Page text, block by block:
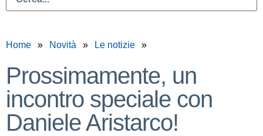
Home Novità Le notizie
Prossimamente, un
incontro speciale con
Daniele Aristarco!